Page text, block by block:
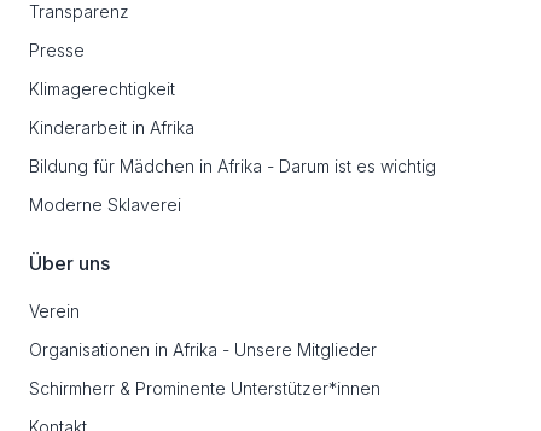
Transparenz
Presse
Klimagerechtigkeit
Kinderarbeit in Afrika
Bildung für Mädchen in Afrika - Darum ist es wichtig
Moderne Sklaverei
Über uns
Verein
Organisationen in Afrika - Unsere Mitglieder
Schirmherr & Prominente Unterstützer*innen
Kontakt